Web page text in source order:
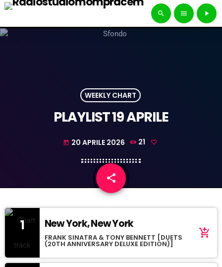
search menu play_arrow
WEEKLY CHART
PLAYLIST 19 APRILE
today 20 APRILE 2026 21
share
email
1 New York, New York
FRANK SINATRA & TONY BENNETT [DUETS
(20TH ANNIVERSARY DELUXE EDITION)]
add_shopping_cart